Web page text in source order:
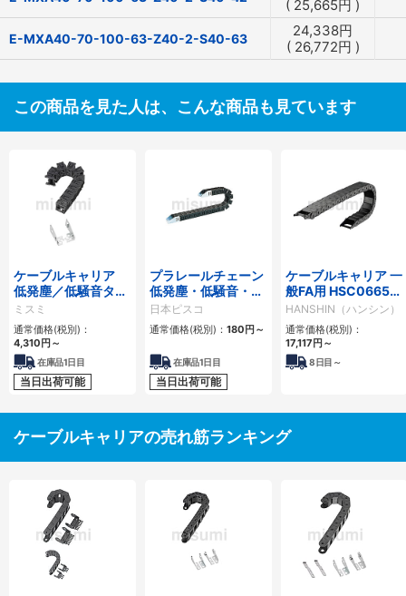
( 25,665円 )
E-MXA40-70-100-63-Z40-2-S40-63 24,338円
( 26,772円 )
この商品を見た人は、こんな商品も見ています
ケーブルキャリア
低発塵／低騒音タイ
プ
ミスミ
通常価格(税別)：
4,310 円 ～
在庫品1日目
当日出荷可能
プラレールチェーン
低発塵・低騒音・フ
ラップ開閉・ヒンジ
連結タイプ SCシリ
ーズ
日本ピスコ
通常価格(税別)： 180 円 ～
在庫品1日目
当日出荷可能
ケーブルキャリア 一
般FA用 HSC0665シ
リーズ
HANSHIN（ハンシン）
通常価格(税別)：
17,117 円 ～
8日目～
ケーブルキャリアの売れ筋ランキング